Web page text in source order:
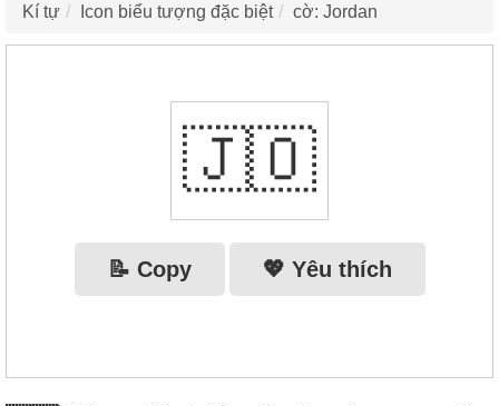
Kí tự Icon biểu tượng đặc biệt cờ: Jordan
🇯🇴
📝 Copy 💖 Yêu thích